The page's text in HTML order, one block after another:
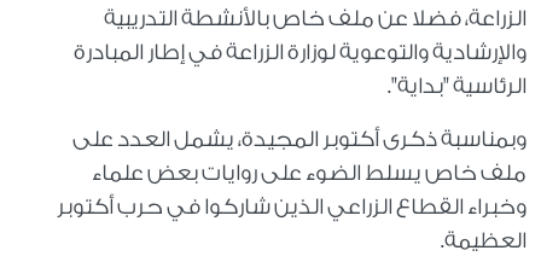
الزراعة، فضلا عن ملف خاص بالأنشطة التدريبية
والإرشادية والتوعوية لوزارة الزراعة في إطار المبادرة
الرئاسية "بداية".
وبمناسبة ذكرى أكتوبر المجيدة، يشمل العدد على
ملف خاص يسلط الضوء على روايات بعض علماء
وخبراء القطاع الزراعي الذين شاركوا في حرب أكتوبر
العظيمة.